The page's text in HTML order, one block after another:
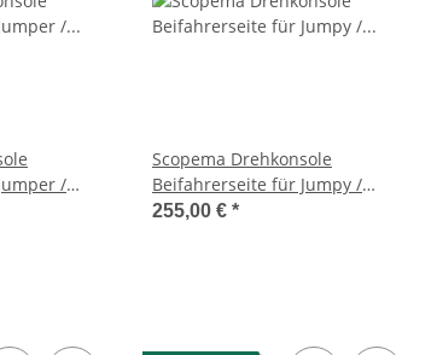
/
- ab 2006 -
Scopema Drehkonsole
Beifahrerseite für Jumpy /
Expert / Scudo G9 / Toyota
255,00 € *